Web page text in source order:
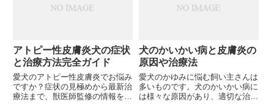
ておくべき重要な情報をお探しで
アトピー性皮膚炎犬の症状
と治療方法完全ガイド
愛犬のアトピー性皮膚炎でお悩み
ですか？症状の見極めから最新治
療法まで、獣医師監修の情報をお
犬のかいかい病と皮膚炎の
原因や治療法
愛犬のかゆみに悩む飼い主さんは
多いものです。犬のかいかい病に
は様々な原因があり、適切な治療